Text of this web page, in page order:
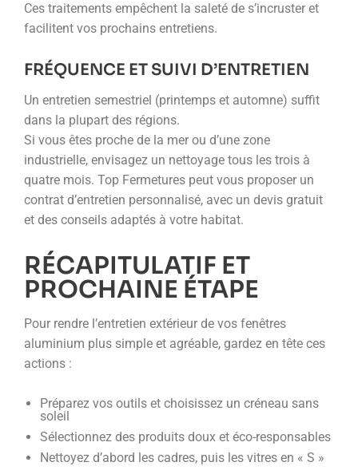
Ces traitements empêchent la saleté de s’incruster et
facilitent vos prochains entretiens.
FRÉQUENCE ET SUIVI D’ENTRETIEN
Un entretien semestriel (printemps et automne) suffit
dans la plupart des régions.
Si vous êtes proche de la mer ou d’une zone
industrielle, envisagez un nettoyage tous les trois à
quatre mois. Top Fermetures peut vous proposer un
contrat d’entretien personnalisé, avec un devis gratuit
et des conseils adaptés à votre habitat.
RÉCAPITULATIF ET
PROCHAINE ÉTAPE
Pour rendre l’entretien extérieur de vos fenêtres
aluminium plus simple et agréable, gardez en tête ces
actions :
Préparez vos outils et choisissez un créneau sans
soleil
Sélectionnez des produits doux et éco-responsables
Nettoyez d’abord les cadres, puis les vitres en « S »